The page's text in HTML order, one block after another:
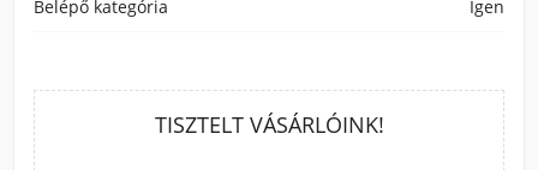
Belépő kategória Igen
TISZTELT VÁSÁRLÓINK!